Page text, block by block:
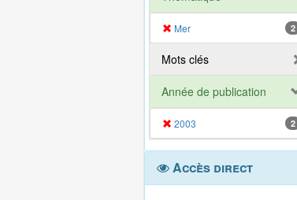
Mer 2
Mots clés
Année de publication
2003 2
Accès direct